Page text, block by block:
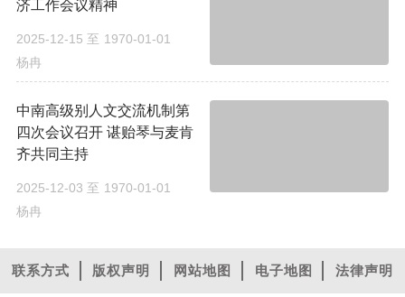
济工作会议精神
2025-12-15 至 1970-01-01
杨冉
中南高级别人文交流机制第
四次会议召开 谌贻琴与麦肯
齐共同主持
2025-12-03 至 1970-01-01
杨冉
联系方式 版权声明 网站地图 电子地图 法律声明